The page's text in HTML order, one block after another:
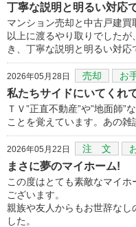
丁寧な説明と明るい対応
マンション売却と中古戸建
以上に渡るやり取りでした
き、丁寧な説明と明るい対応
2026年05月28日 売却 お
私たちサイドにいてくれ
ＴＶ”正直不動産”や”地面師”
ことを覚えています。あの
2026年05月22日 注 文
まさに夢のマイホーム!
この度はとても素敵なマイ
ございます。
親族や友人からもお世辞なし
した。